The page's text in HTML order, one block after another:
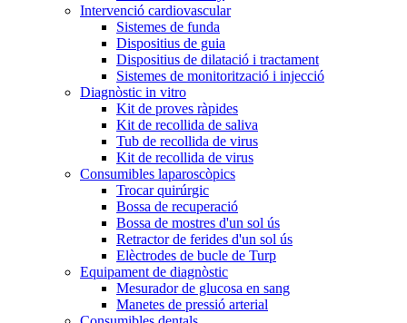
Intervenció cardiovascular
Sistemes de funda
Dispositius de guia
Dispositius de dilatació i tractament
Sistemes de monitorització i injecció
Diagnòstic in vitro
Kit de proves ràpides
Kit de recollida de saliva
Tub de recollida de virus
Kit de recollida de virus
Consumibles laparoscòpics
Trocar quirúrgic
Bossa de recuperació
Bossa de mostres d'un sol ús
Retractor de ferides d'un sol ús
Elèctrodes de bucle de Turp
Equipament de diagnòstic
Mesurador de glucosa en sang
Manetes de pressió arterial